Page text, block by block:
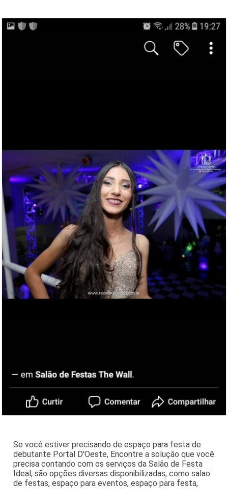
Se você estiver precisando de espaço para festa de
debutante Portal D'Oeste, Encontre a solução que você
precisa contando com os serviços da Salão de Festa
Ideal, são opções diversas disponibilizadas, como salao
de festas, espaço para eventos, espaço para festa,